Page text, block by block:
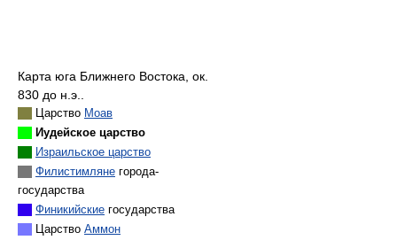
Карта юга Ближнего Востока, ок.
830 до н.э..
Царство Моав
Иудейское царство
Израильское царство
Филистимляне города-
государства
Финикийские государства
Царство Аммон